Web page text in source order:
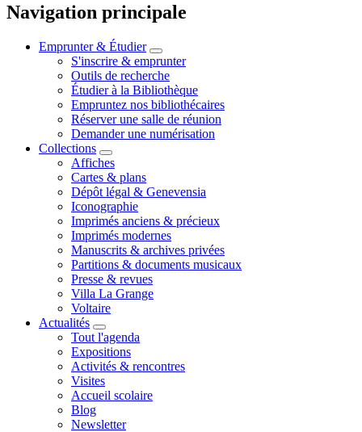
Navigation principale
Emprunter & Étudier
S'inscrire & emprunter
Outils de recherche
Étudier à la Bibliothèque
Empruntez nos bibliothécaires
Réserver une salle de réunion
Demander une numérisation
Collections
Affiches
Cartes & plans
Dépôt légal & Genevensia
Iconographie
Imprimés anciens & précieux
Imprimés modernes
Manuscrits & archives privées
Partitions & documents musicaux
Presse & revues
Villa La Grange
Voltaire
Actualités
Tout l'agenda
Expositions
Activités & rencontres
Visites
Accueil scolaire
Blog
Newsletter